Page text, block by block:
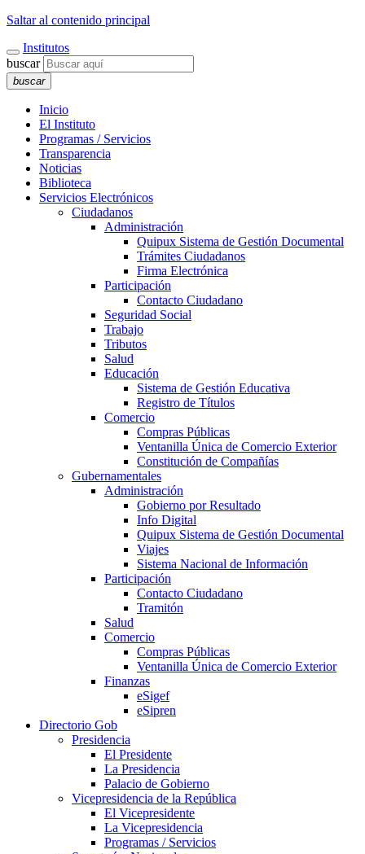
Saltar al contenido principal
Institutos
buscar
buscar
Inicio
El Instituto
Programas / Servicios
Transparencia
Noticias
Biblioteca
Servicios Electrónicos
Ciudadanos
Administración
Quipux Sistema de Gestión Documental
Trámites Ciudadanos
Firma Electrónica
Participación
Contacto Ciudadano
Seguridad Social
Trabajo
Tributos
Salud
Educación
Sistema de Gestión Educativa
Registro de Títulos
Comercio
Compras Públicas
Ventanilla Única de Comercio Exterior
Constitución de Compañías
Gubernamentales
Administración
Gobierno por Resultado
Info Digital
Quipux Sistema de Gestión Documental
Viajes
Sistema Nacional de Información
Participación
Contacto Ciudadano
Tramitón
Salud
Comercio
Compras Públicas
Ventanilla Única de Comercio Exterior
Finanzas
eSigef
eSipren
Directorio Gob
Presidencia
El Presidente
La Presidencia
Palacio de Gobierno
Vicepresidencia de la República
El Vicepresidente
La Vicepresidencia
Programas / Servicios